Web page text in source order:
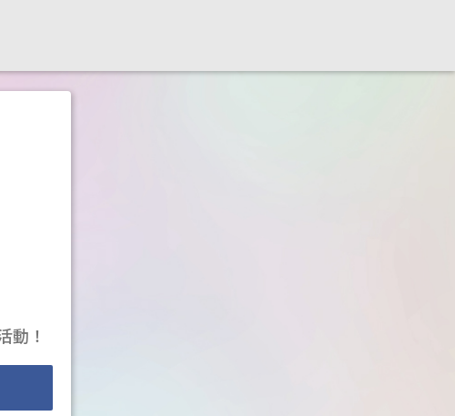
動！